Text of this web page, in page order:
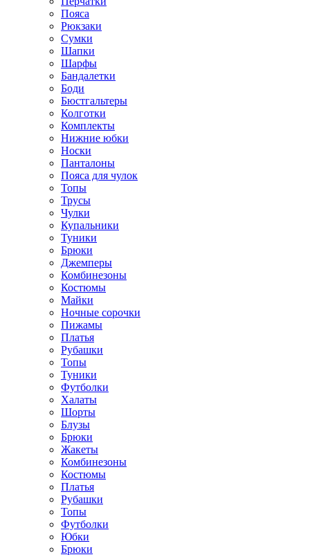
Пояса
Рюкзаки
Сумки
Шапки
Шарфы
Бандалетки
Боди
Бюстгальтеры
Колготки
Комплекты
Нижние юбки
Носки
Панталоны
Поясa для чулок
Топы
Трусы
Чулки
Купальники
Туники
Брюки
Джемперы
Комбинезоны
Костюмы
Майки
Ночные сорочки
Пижамы
Платья
Рубашки
Топы
Туники
Футболки
Халаты
Шорты
Блузы
Брюки
Жакеты
Комбинезоны
Костюмы
Платья
Рубашки
Топы
Футболки
Юбки
Брюки